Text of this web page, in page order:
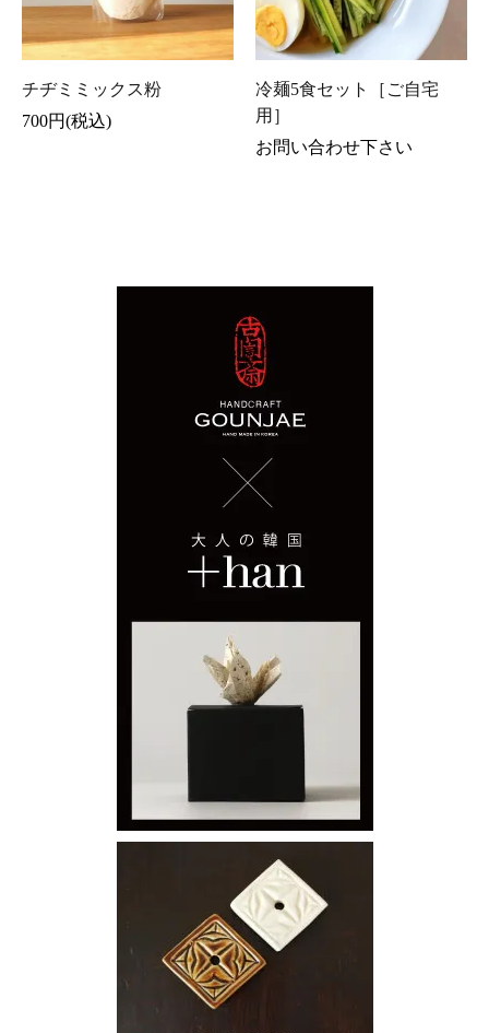
チヂミミックス粉
700円(税込)
冷麺5食セット［ご自宅
用］
お問い合わせ下さい